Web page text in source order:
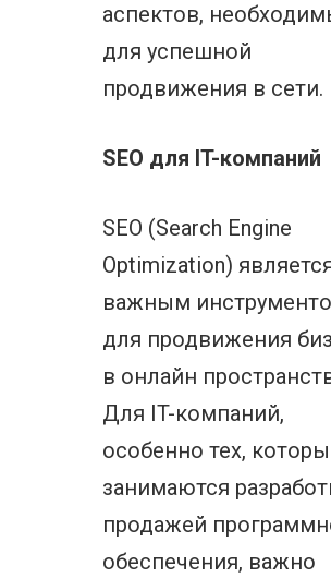
аспектов,
для успешной
продвижения в сети.
SEO для IT-компаний
SEO (Search Engine
Optimization)
важным
для продвижения
в онлайн
Для IT-компаний,
особенно тех,
занимаются
продажей
обеспечения, важно